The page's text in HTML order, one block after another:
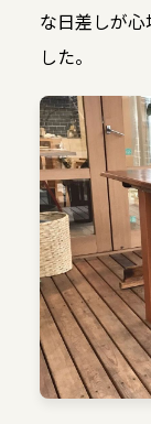
な日差しが
した。